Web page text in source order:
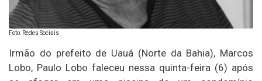
Foto: Redes Sociais
Irmão do prefeito de Uauá (Norte da Bahia), Marcos
Lobo, Paulo Lobo faleceu nessa quinta-feira (6) após